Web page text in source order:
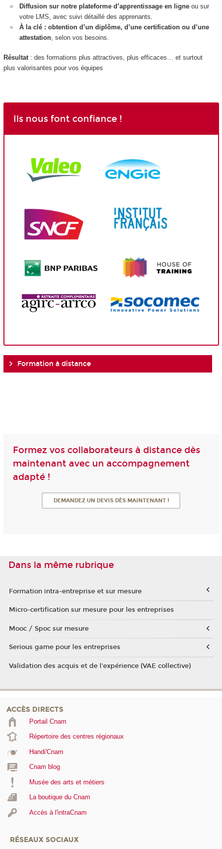
Diffusion sur notre plateforme d’apprentissage en ligne ou sur
votre LMS, avec suivi détaillé des apprenants.
À la clé : obtention d’un diplôme, d’une certification ou d’une
attestation , selon vos besoins.
Résultat: des formations plus attractives, plus efficaces… et surtout
plus valorisantes pour vos équipes
Ils nous font confiance !
Formation à distance
Formez vos collaborateurs à distance dès
maintenant avec un accompagnement
adapté !
DEMANDEZ UN DEVIS DÈS MAINTENANT !
Dans la même rubrique
Formation intra-entreprise et sur mesure
Micro-certification sur mesure pour les entreprises
Mooc / Spoc sur mesure
Serious game pour les entreprises
Validation des acquis et de l'expérience (VAE collective)
ACCÈS DIRECTS
Portail Cnam
Répertoire des centres régionaux
Handi'Cnam
Cnam blog
Musée des arts et métiers
La boutique du Cnam
Accès à l'intraCnam
RÉSEAUX SOCIAUX